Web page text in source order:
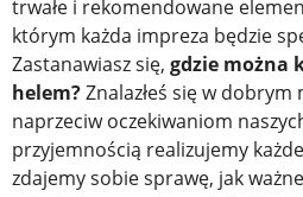
trwałe i rekomendowane
którym każda impreza będzie
Zastanawiasz się, gdzie można
helem?Znalazłeś się w
naprzeciw oczekiwaniom
przyjemnością realizujemy
zdajemy sobie sprawę, jak